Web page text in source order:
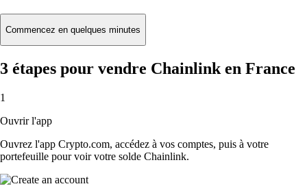
Commencez en quelques minutes
3 étapes pour vendre Chainlink en France
1
Ouvrir l'app
Ouvrez l'app Crypto.com, accédez à vos comptes, puis à votre
portefeuille pour voir votre solde Chainlink.